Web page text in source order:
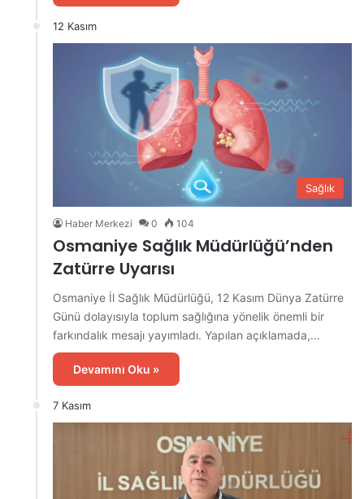
12 Kasım
Sağlık
Haber Merkezi 0 104
Osmaniye Sağlık Müdürlüğü’nden
Zatürre Uyarısı
Osmaniye İl Sağlık Müdürlüğü, 12 Kasım Dünya Zatürre
Günü dolayısıyla toplum sağlığına yönelik önemli bir
farkındalık mesajı yayımladı. Yapılan açıklamada,…
Devamını Oku »
7 Kasım